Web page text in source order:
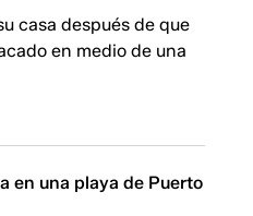
casa después de que
en medio de una
en una playa de Puerto